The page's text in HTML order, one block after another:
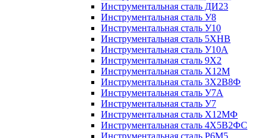
Инструментальная сталь ДИ23
Инструментальная сталь У8
Инструментальная сталь У10
Инструментальная сталь 5ХНВ
Инструментальная сталь У10А
Инструментальная сталь 9Х2
Инструментальная сталь Х12М
Инструментальная сталь 3Х2В8Ф
Инструментальная сталь У7А
Инструментальная сталь У7
Инструментальная сталь Х12МФ
Инструментальная сталь 4Х5В2ФС
Инструментальная сталь Р6М5